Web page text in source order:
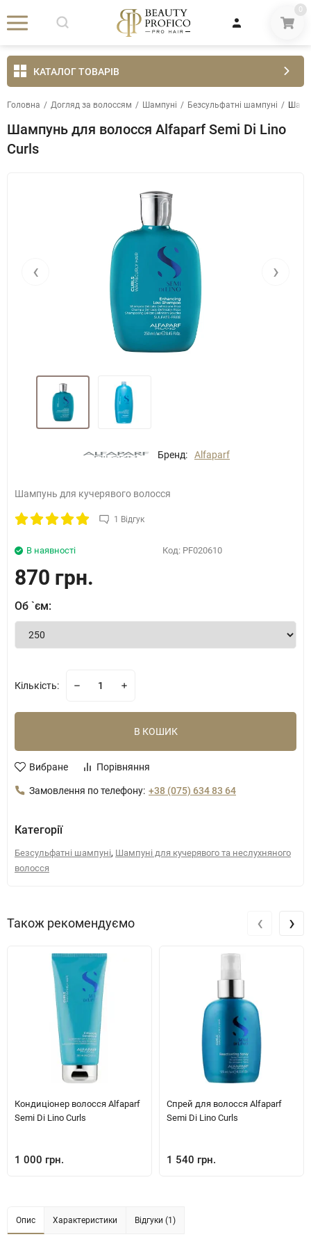
0
КАТАЛОГ ТОВАРІВ
Головна / Догляд за волоссям / Шампуні / Безсульфатні шампуні /
Шампунь для волосся Alfaparf Semi Di Lino
Curls
‹ ›
Бренд: Alfaparf
Шампунь для кучерявого волосся
1 Відгук
Код: PF020610
В наявності
870 грн.
Об `єм:
Кількість:
В КОШИК
Вибране Порівняння
Замовлення по телефону: +38 (075) 634 83 64
Категорії
Безсульфатні шампуні, Шампуні для кучерявого та неслухняного
волосся
Також рекомендуємо
Кондиціонер волосся Alfaparf
Semi Di Lino Curls
1 000 грн.
Спрей для волосся Alfaparf
Semi Di Lino Curls
1 540 грн.
‹ ›
Опис Характеристики Відгуки (1)